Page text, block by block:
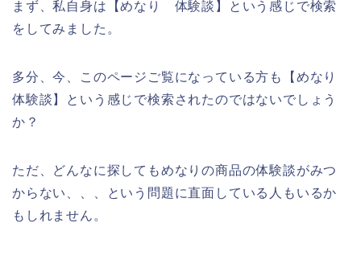
まず、私自身は【めなり 体験談】という感じで検索
をしてみました。
多分、今、このページご覧になっている方も【めなり
体験談】という感じで検索されたのではないでしょう
か？
ただ、どんなに探してもめなりの商品の体験談がみつ
からない、、、という問題に直面している人もいるか
もしれません。